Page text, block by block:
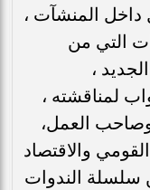
داخل المنشآت ،
التي من
،
لمناقشته ،
العمل،
والاقتصاد
الندوات